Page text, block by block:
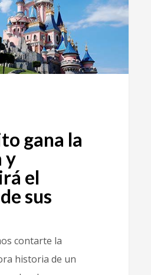
gana la
y
el
sus
contarte la
historia de un